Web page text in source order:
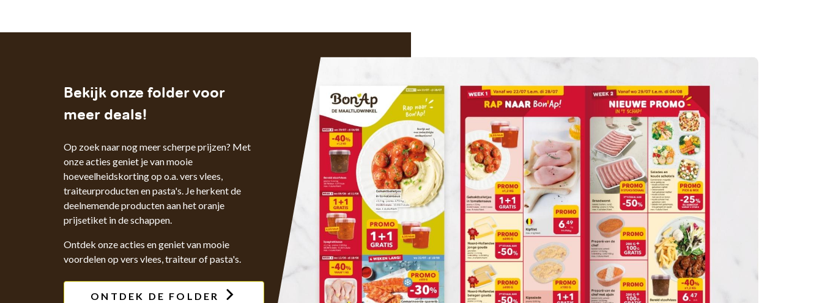
Bekijk onze folder voor
meer deals!
Op zoek naar nog meer scherpe prijzen? Met
onze acties geniet je van mooie
hoeveelheidskorting op o.a. vers vlees,
traiteurproducten en pasta's. Je herkent de
deelnemende producten aan het oranje
prijsetiket in de schappen.
Ontdek onze acties en geniet van mooie
voordelen op vers vlees, traiteur of pasta's.
ONTDEK DE FOLDER